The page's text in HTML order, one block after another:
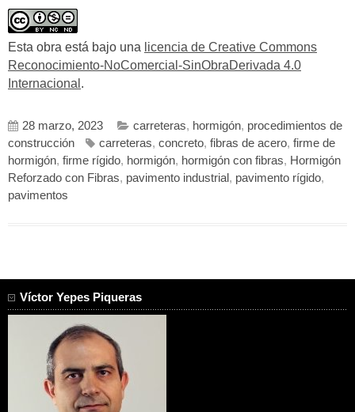
Esta obra está bajo una licencia de Creative Commons
Reconocimiento-NoComercial-SinObraDerivada 4.0
Internacional .
28 marzo, 2023 carreteras, hormigón, procedimientos de
construcción
carreteras, concreto, fibras de acero, firme de
hormigón, firme rígido, hormigón, hormigón con fibras, Hormigón
Reforzado con Fibras, pavimento industrial, pavimento rígido,
pavimentos
Víctor Yepes Piqueras